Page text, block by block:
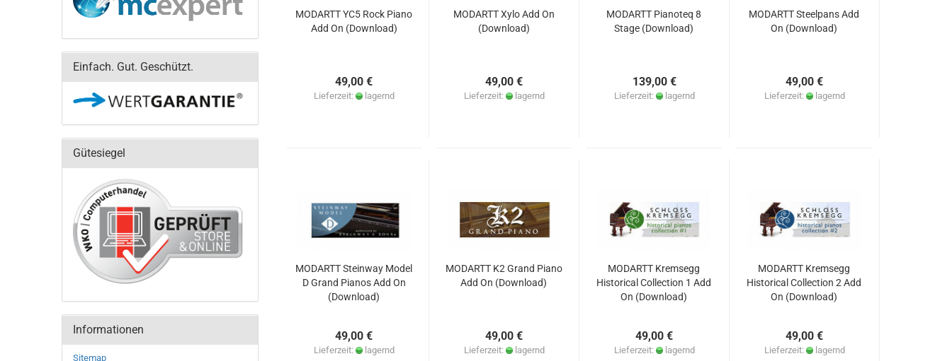
MODARTT YC5 Rock Piano
Add On (Download)
49,00 €
Lieferzeit: lagernd
MODARTT Xylo Add On
(Download)
49,00 €
Lieferzeit: lagernd
MODARTT Pianoteq 8
Stage (Download)
139,00 €
Lieferzeit: lagernd
MODARTT Steelpans Add
On (Download)
49,00 €
Lieferzeit: lagernd
MODARTT Steinway Model
D Grand Pianos Add On
(Download)
49,00 €
Lieferzeit: lagernd
MODARTT K2 Grand Piano
Add On (Download)
49,00 €
Lieferzeit: lagernd
MODARTT Kremsegg
Historical Collection 1 Add
On (Download)
49,00 €
Lieferzeit: lagernd
MODARTT Kremsegg
Historical Collection 2 Add
On (Download)
49,00 €
Lieferzeit: lagernd
Einfach. Gut. Geschützt.
Gütesiegel
Informationen
Sitemap